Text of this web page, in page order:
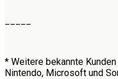
* Weitere bekannte
Nintendo, Microsoft und